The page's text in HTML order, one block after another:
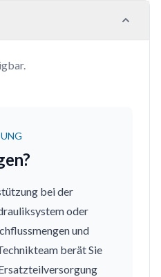
bei der
oder
und
berät Sie